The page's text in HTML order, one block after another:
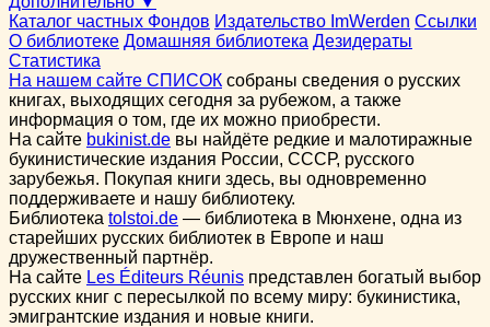
Каталог частных Фондов Издательство ImWerden Ссылки
О библиотеке Домашняя библиотека Дезидераты
Статистика
На нашем сайте СПИСОК собраны сведения о русских
книгах, выходящих сегодня за рубежом, а также
информация о том, где их можно приобрести.
На сайте bukinist.de вы найдёте редкие и малотиражные
букинистические издания России, СССР, русского
зарубежья. Покупая книги здесь, вы одновременно
поддерживаете и нашу библиотеку.
Библиотека tolstoi.de — библиотека в Мюнхене, одна из
старейших русских библиотек в Европе и наш
дружественный партнёр.
На сайте Les Éditeurs Réunis представлен богатый выбор
русских книг с пересылкой по всему миру: букинистика,
эмигрантские издания и новые книги.